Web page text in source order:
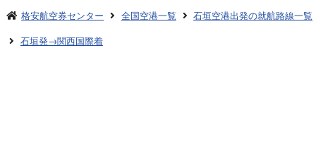
格安航空券センター 全国空港一覧
石垣空港出発の就航路線一覧
石垣発→関西国際着